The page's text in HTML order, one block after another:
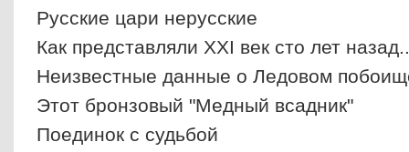
Русские цари нерусские
Как представляли XXI век сто лет
Неизвестные данные о Ледовом
Этот бронзовый "Медный всадник"
Поединок с судьбой